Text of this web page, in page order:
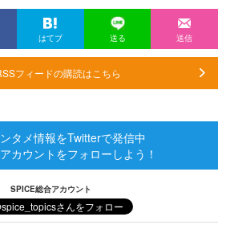
はてブ 送る 送信
フィードの購読はこちら
タメ情報をTwitterで発信中
カウントをフォローしよう！
SPICE総合アカウント